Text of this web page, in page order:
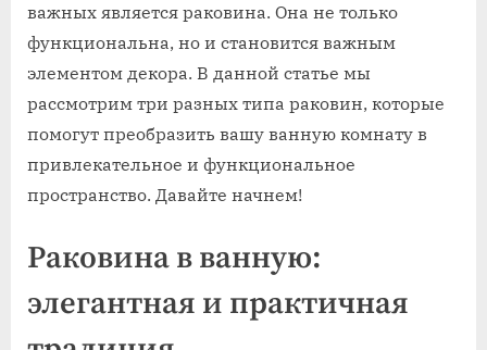
важных является раковина. Она не только
функциональна, но и становится важным
элементом декора. В данной статье мы
рассмотрим три разных типа раковин, которые
помогут преобразить вашу ванную комнату в
привлекательное и функциональное
пространство. Давайте начнем!
Раковина в ванную:
элегантная и практичная